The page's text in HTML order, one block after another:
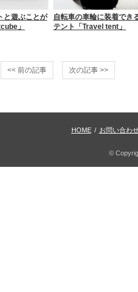
と遊ぶことが
」
自転車の車輪に装着でき
テント「Travel tent」
<< 前の記事 次の記事 >>
HOME / お問い合わ
©